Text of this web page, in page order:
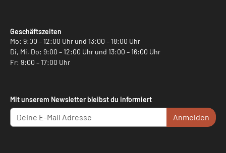
Geschäftszeiten
Mo: 9:00 – 12:00 Uhr und 13:00 – 18:00 Uhr
Di, Mi, Do: 9:00 – 12:00 Uhr und 13:00 – 16:00 Uhr
Fr: 9:00 – 17:00 Uhr
Mit unserem Newsletter bleibst du informiert
Anmelden